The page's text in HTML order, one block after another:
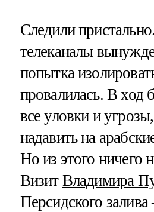
Следили
телеканалы
попытка
провалилась. В
все уловки и
надавить на
Но из этого ничего
Визит Владимира
Персидского залива